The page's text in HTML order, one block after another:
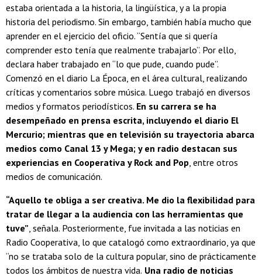
estaba orientada a la historia, la lingüística, y a la propia
historia del periodismo. Sin embargo, también había mucho que
aprender en el ejercicio del oficio. “Sentía que si quería
comprender esto tenía que realmente trabajarlo”. Por ello,
declara haber trabajado en “lo que pude, cuando pude”.
Comenzó en el diario La Época, en el área cultural, realizando
críticas y comentarios sobre música. Luego trabajó en diversos
medios y formatos periodísticos. En su carrera se ha
desempeñado en prensa escrita, incluyendo el diario El
Mercurio; mientras que en televisión su trayectoria abarca
medios como Canal 13 y Mega; y en radio destacan sus
experiencias en Cooperativa y Rock and Pop, entre otros
medios de comunicación.
“Aquello te obliga a ser creativa. Me dio la flexibilidad para
tratar de llegar a la audiencia con las herramientas que
tuve”, señala. Posteriormente, fue invitada a las noticias en
Radio Cooperativa, lo que catalogó como extraordinario, ya que
“no se trataba solo de la cultura popular, sino de prácticamente
todos los ámbitos de nuestra vida. Una radio de noticias